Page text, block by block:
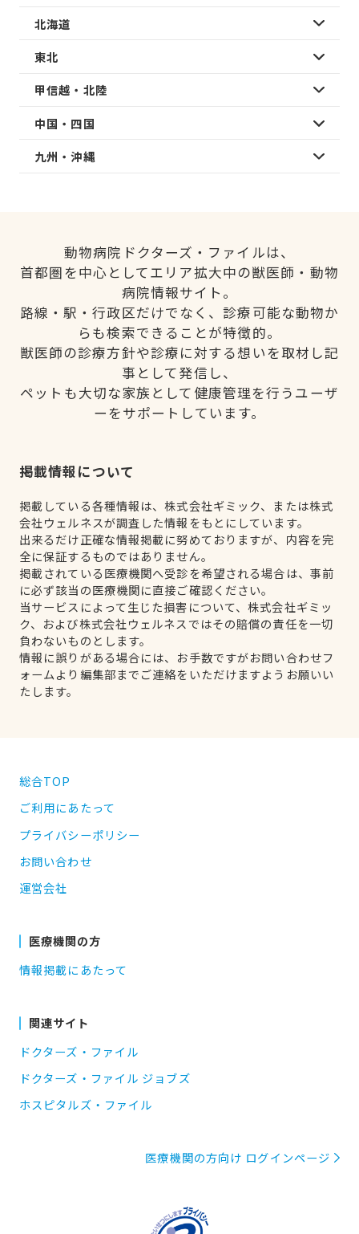
北海道
東北
甲信越・北陸
中国・四国
九州・沖縄
動物病院ドクターズ・ファイルは、
首都圏を中心としてエリア拡大中の獣医師・動物
病院情報サイト。
路線・駅・行政区だけでなく、診療可能な動物か
らも検索できることが特徴的。
獣医師の診療方針や診療に対する想いを取材し記
事として発信し、
ペットも大切な家族として健康管理を行うユーザ
ーをサポートしています。
掲載情報について
掲載している各種情報は、株式会社ギミック、または株式
会社ウェルネスが調査した情報をもとにしています。
出来るだけ正確な情報掲載に努めておりますが、内容を完
全に保証するものではありません。
掲載されている医療機関へ受診を希望される場合は、事前
に必ず該当の医療機関に直接ご確認ください。
当サービスによって生じた損害について、株式会社ギミッ
ク、および株式会社ウェルネスではその賠償の責任を一切
負わないものとします。
情報に誤りがある場合には、お手数ですがお問い合わせフ
ォームより編集部までご連絡をいただけますようお願いい
たします。
総合TOP
ご利用にあたって
プライバシーポリシー
お問い合わせ
運営会社
医療機関の方
情報掲載にあたって
関連サイト
ドクターズ・ファイル
ドクターズ・ファイル ジョブズ
ホスピタルズ・ファイル
医療機関の方向け ログインページ